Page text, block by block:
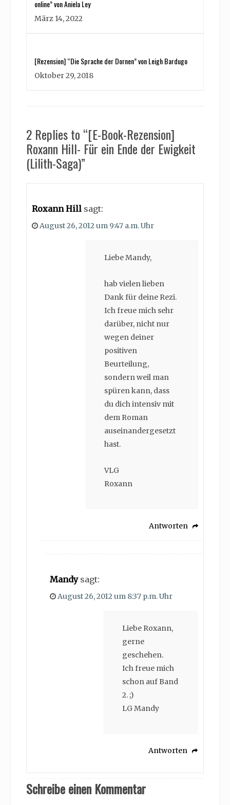
online” von Aniela Ley
März 14, 2022
[Rezension] “Die Sprache der Dornen” von Leigh Bardugo
Oktober 29, 2018
2 Replies to “[E-Book-Rezension]
Roxann Hill- Für ein Ende der Ewigkeit
(Lilith-Saga)”
Roxann Hill sagt:
August 26, 2012 um 9:47 a.m. Uhr
Liebe Mandy,
hab vielen lieben
Dank für deine Rezi.
Ich freue mich sehr
darüber, nicht nur
wegen deiner
positiven
Beurteilung,
sondern weil man
spüren kann, dass
du dich intensiv mit
dem Roman
auseinandergesetzt
hast.
VLG
Roxann
Antworten
Mandy sagt:
August 26, 2012 um 8:37 p.m. Uhr
Liebe Roxann,
gerne
geschehen.
Ich freue mich
schon auf Band
2. ;)
LG Mandy
Antworten
Schreibe einen Kommentar